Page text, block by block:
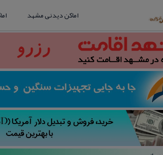
اماکن دیدنی مشهد